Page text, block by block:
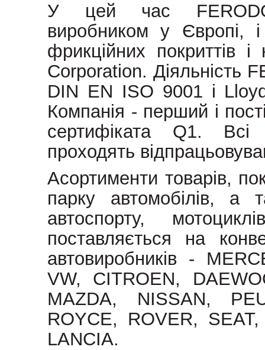
У цей час FERODO
виробником у Європі, і
фрикційних покриттів
Corporation. Діяльність
DIN EN ISO 9001 і
Компанія - перший і
сертифіката Q1. Всі
проходять
Асортименти товарів,
парку автомобілів, а
автоспорту,
поставляється на
автовиробників -
VW, CITROEN,
MAZDA, NISSAN,
ROYCE, ROVER,
LANCIA.